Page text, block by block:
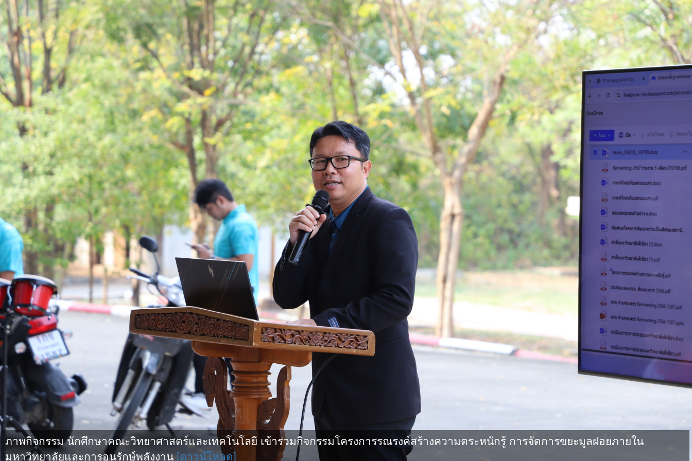
ภาพกิจกรรม นักศึกษาคณะวิทยาศาสตร์และเทคโนโลยี เข้าร่วมกิจกรรมโครงการรณรงค์สร้างความตระหนักรู้ การจัดการขยะมูลฝอยภายใน
มหาวิทยาลัยและการอนุรักษ์พลังงาน [ดาวน์โหลด]